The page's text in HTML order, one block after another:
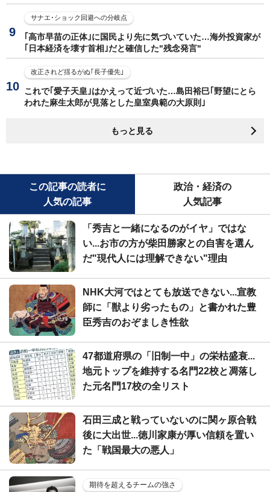
サナエ･ショック回避への分岐点
｢高市早苗の正体｣に国民より先に気づいていた…海外投資家が
｢日本経済を壊す首相｣だと確信した"残念発言"
改正されど揺るがぬ｢長子優先｣
これで｢愛子天皇｣はかえって近づいた…島田裕巳｢野望にとら
われた麻生太郎が見落とした皇室典範の大原則｣
もっと見る
この記事の読者に
人気の記事
政治・経済の
人気記事
「秀吉と一緒になるのがイヤ」ではな
い...お市の方が柴田勝家との自害を選ん
だ"現代人には理解できない"理由
NHK大河ではとても放送できない...宣教
師に「獣より劣ったもの」と書かれた豊
臣秀吉のおぞましき性欲
47都道府県の「旧制一中」の栄枯盛衰...
地元トップを維持する名門22校と凋落し
た元名門17校の全リスト
石田三成と戦っていないのに関ヶ原合戦
後に大出世...徳川家康が厚い信頼を置い
た「戦国最大の悪人」
期待を超えるチームの強さ